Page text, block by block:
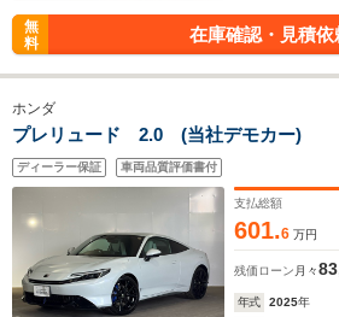
無
料
在庫確認・見積依
ホンダ
プレリュード 2.0 (当社デモカー)
ディーラー保証 車両品質評価書付
支払総額
601.6 万円
残価ローン 月々
年式 2025年